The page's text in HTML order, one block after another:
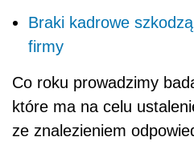
Braki kadrowe
firmy
Co roku prowadzimy
które ma na celu
ze znalezieniem